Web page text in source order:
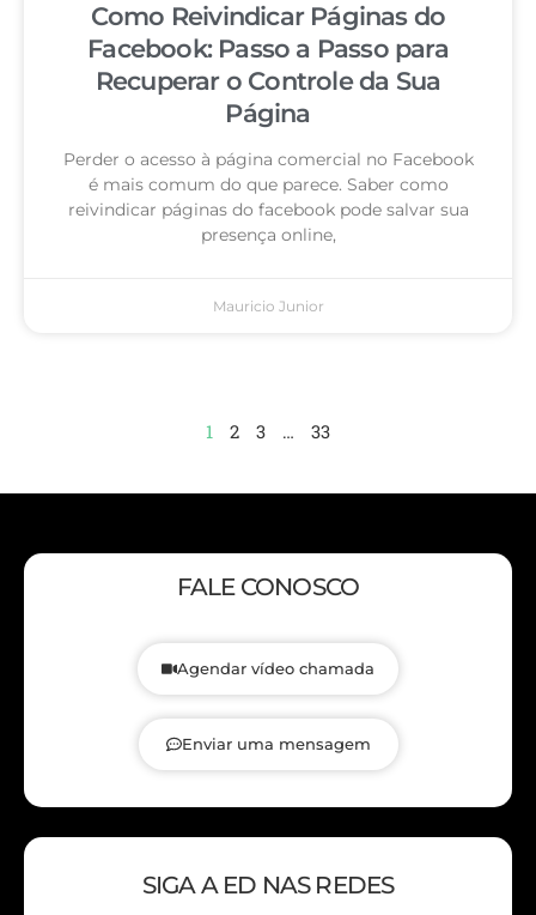
Como Reivindicar Páginas do
Facebook: Passo a Passo para
Recuperar o Controle da Sua
Página
Perder o acesso à página comercial no Facebook
é mais comum do que parece. Saber como
reivindicar páginas do facebook pode salvar sua
presença online,
Mauricio Junior
1 2 3 … 33
FALE CONOSCO
Agendar vídeo chamada
Enviar uma mensagem
SIGA A ED NAS REDES